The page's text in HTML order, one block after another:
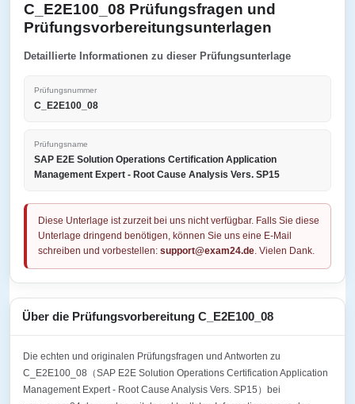
C_E2E100_08 Prüfungsfragen und
Prüfungsvorbereitungsunterlagen
Detaillierte Informationen zu dieser Prüfungsunterlage
Prüfungsnummer
C_E2E100_08
Prüfungsname
SAP E2E Solution Operations Certification Application
Management Expert - Root Cause Analysis Vers. SP15
Diese Unterlage ist zurzeit bei uns nicht verfügbar. Falls Sie diese
Unterlage dringend benötigen, können Sie uns eine E-Mail
schreiben und vorbestellen: support@exam24.de. Vielen Dank.
Über die Prüfungsvorbereitung C_E2E100_08
Die echten und originalen Prüfungsfragen und Antworten zu
C_E2E100_08（SAP E2E Solution Operations Certification Application
Management Expert - Root Cause Analysis Vers. SP15）bei